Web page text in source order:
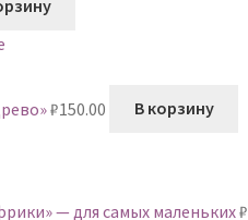
₽150.00 В корзину
— для самых маленьких₽